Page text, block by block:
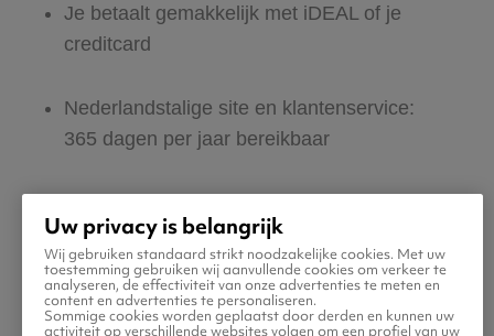
Je betaalt gemakkelijk met iDEAL of je
creditcard
Nederlandstalige site en klantenservice:
365 dagen per jaar bereikbaar
Boek ook direct een hotel of huurauto voor
in Amsterdam
Uw privacy is belangrijk
Wij gebruiken standaard strikt noodzakelijke cookies. Met uw
toestemming gebruiken wij aanvullende cookies om verkeer te
analyseren, de effectiviteit van onze advertenties te meten en
content en advertenties te personaliseren.
Sommige cookies worden geplaatst door derden en kunnen uw
activiteit op verschillende websites volgen om een profiel van uw